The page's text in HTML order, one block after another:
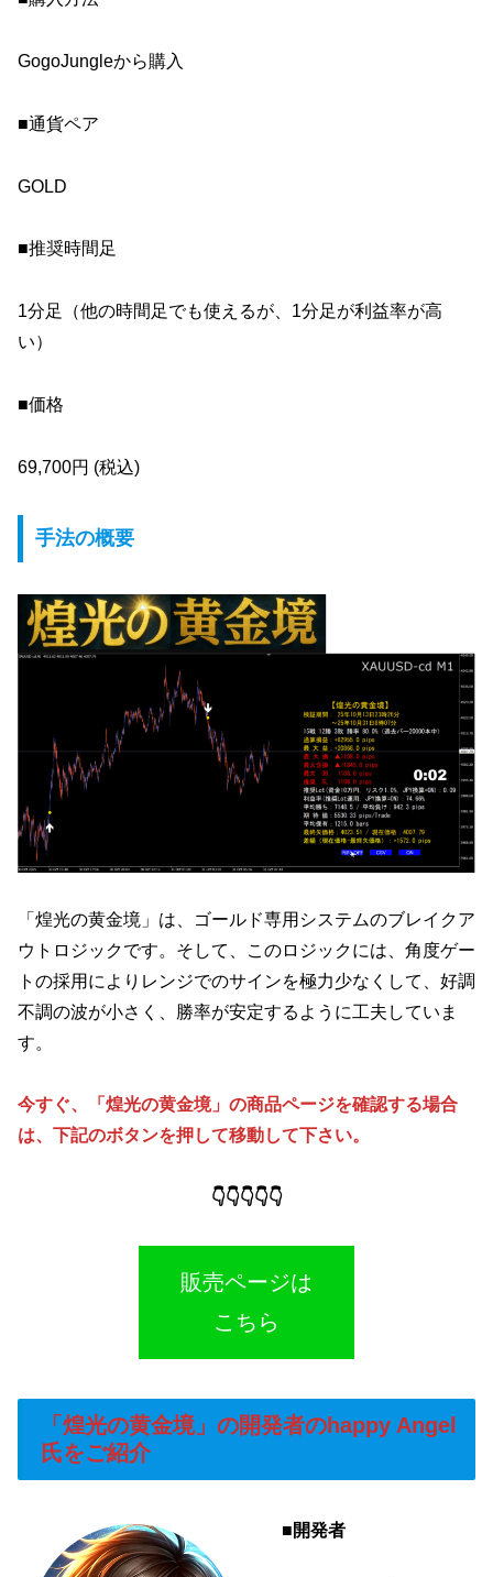
GogoJungleから購入
■通貨ペア
GOLD
■推奨時間足
1分足（他の時間足でも使えるが、1分足が利益率が高
い）
■価格
69,700円 (税込)
手法の概要
「煌光の黄金境」は、ゴールド専用システムのブレイクア
ウトロジックです。そして、このロジックには、角度ゲー
トの採用によりレンジでのサインを極力少なくして、好調
不調の波が小さく、勝率が安定するように工夫していま
す。
今すぐ、「煌光の黄金境」の商品ページを確認する場合
は、下記のボタンを押して移動して下さい。
👇👇👇👇👇
販売ページは
こちら
「煌光の黄金境」の開発者のhappy Angel
氏をご紹介
■開発者